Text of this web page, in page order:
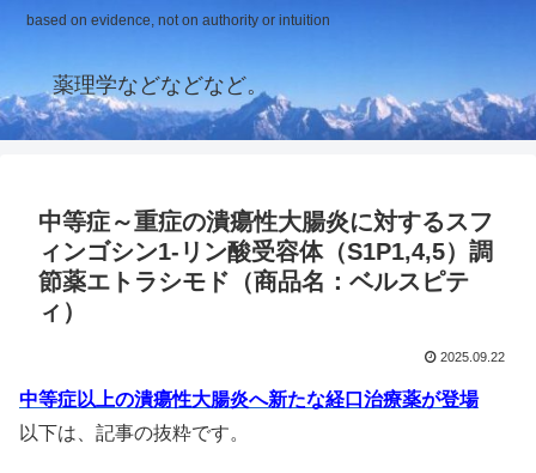
based on evidence, not on authority or intuition
薬理学などなどなど。
中等症～重症の潰瘍性大腸炎に対するスフ
ィンゴシン1-リン酸受容体（S1P1,4,5）調
節薬エトラシモド（商品名：ベルスピテ
ィ）
2025.09.22
中等症以上の潰瘍性大腸炎へ新たな経口治療薬が登場
以下は、記事の抜粋です。